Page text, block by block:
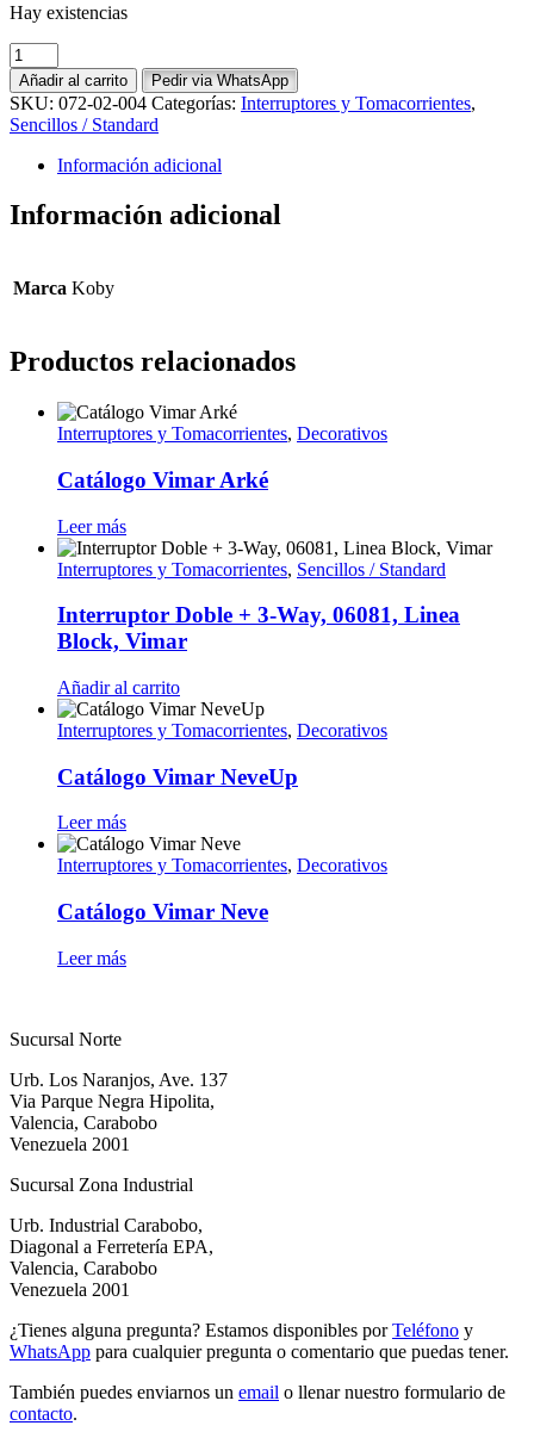
Hay existencias
Interruptor
Palanca
6A-
125V,
K63,
Koby
cantidad
Añadir al carrito Pedir via WhatsApp
SKU: 072-02-004 Categorías: Interruptores y Tomacorrientes,
Sencillos / Standard
Información adicional
Información adicional
Marca Koby
Productos relacionados
Interruptores y Tomacorrientes, Decorativos
Catálogo Vimar Arké
Leer más
Interruptores y Tomacorrientes, Sencillos / Standard
Interruptor Doble + 3-Way, 06081, Linea
Block, Vimar
Añadir al carrito
Interruptores y Tomacorrientes, Decorativos
Catálogo Vimar NeveUp
Leer más
Interruptores y Tomacorrientes, Decorativos
Catálogo Vimar Neve
Leer más
Sucursal Norte
Urb. Los Naranjos, Ave. 137
Via Parque Negra Hipolita,
Valencia, Carabobo
Venezuela 2001
Sucursal Zona Industrial
Urb. Industrial Carabobo,
Diagonal a Ferretería EPA,
Valencia, Carabobo
Venezuela 2001
¿Tienes alguna pregunta? Estamos disponibles porTeléfono y
WhatsApp para cualquier pregunta o comentario que puedas tener.
También puedes enviarnos un email o llenar nuestro formulario de
contacto.